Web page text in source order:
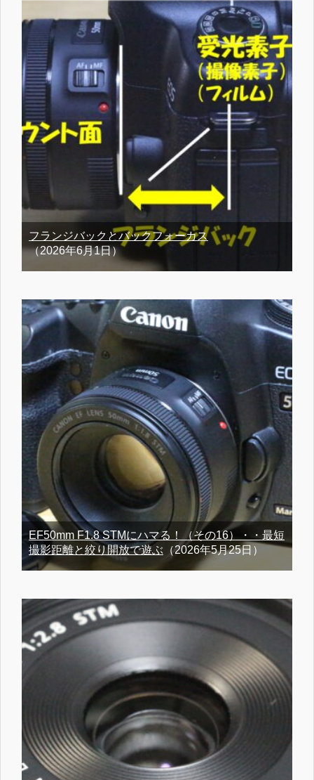
フランジバックとバックフォーカス
（2026年6月1日）
EF50mm F1.8 STMにハマる！（その16）・・最短
撮影距離と絞り開放で遊ぶ （2026年5月25日）